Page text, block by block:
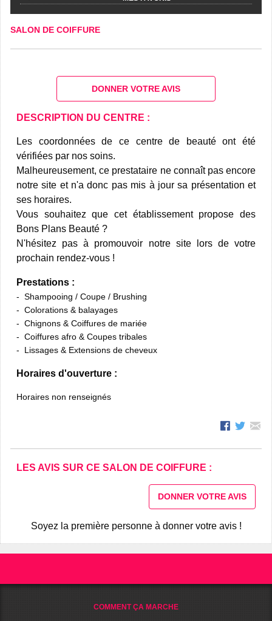
SALON DE COIFFURE
DONNER VOTRE AVIS
DESCRIPTION DU CENTRE :
Les coordonnées de ce centre de beauté ont été
vérifiées par nos soins.
Malheureusement, ce prestataire ne connaît pas encore
notre site et n'a donc pas mis à jour sa présentation et
ses horaires.
Vous souhaitez que cet établissement propose des
Bons Plans Beauté ?
N'hésitez pas à promouvoir notre site lors de votre
prochain rendez-vous !
Prestations :
Shampooing / Coupe / Brushing
Colorations & balayages
Chignons & Coiffures de mariée
Coiffures afro & Coupes tribales
Lissages & Extensions de cheveux
Horaires d'ouverture :
Horaires non renseignés
LES AVIS SUR CE SALON DE COIFFURE :
DONNER VOTRE AVIS
Soyez la première personne à donner votre avis !
COMMENT ÇA MARCHE